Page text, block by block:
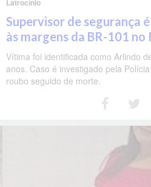
Latrocínio
Supervisor de segurança
às margens da BR-101 no
Vítima foi identificada como Arlindo
anos. Caso é investigado pela
roubo seguido de morte.